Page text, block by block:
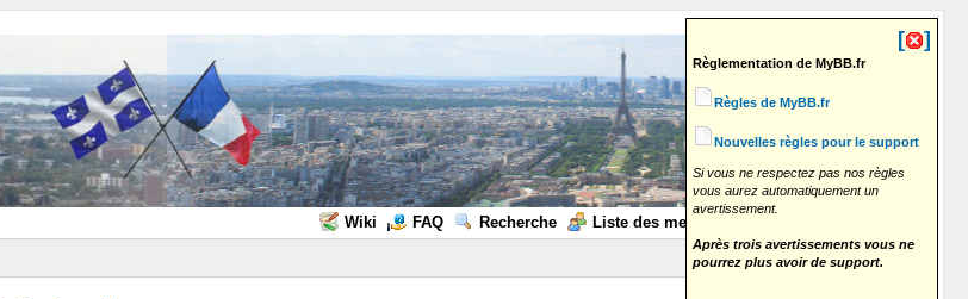
Wiki FAQ Recherche Liste des membres
[ ]
Règlementation de MyBB.fr
Règles de MyBB.fr
Nouvelles règles pour le support
Si vous ne respectez pas nos règles
vous aurez automatiquement un
avertissement.
Après trois avertissements vous ne
pourrez plus avoir de support.